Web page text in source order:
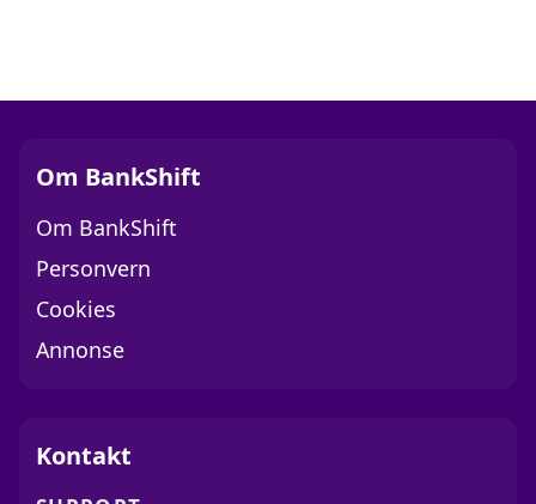
Om BankShift
Om BankShift
Personvern
Cookies
Annonse
Kontakt